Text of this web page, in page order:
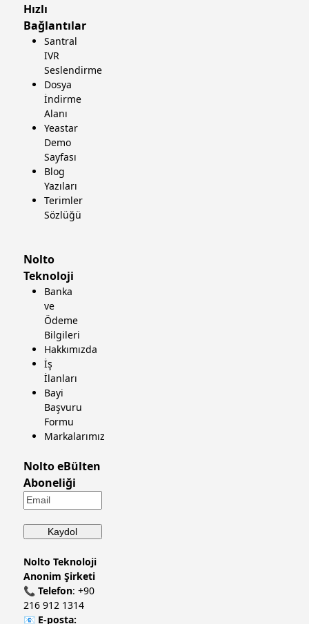
Hızlı
Bağlantılar
Santral
IVR
Seslendirme
Dosya
İndirme
Alanı
Yeastar
Demo
Sayfası
Blog
Yazıları
Terimler
Sözlüğü
Nolto
Teknoloji
Banka
ve
Ödeme
Bilgileri
Hakkımızda
İş
İlanları
Bayi
Başvuru
Formu
Markalarımız
Nolto eBülten
Aboneliği
Nolto Teknoloji
Anonim Şirketi
📞 Telefon: +90
216 912 1314
📧 E-posta: